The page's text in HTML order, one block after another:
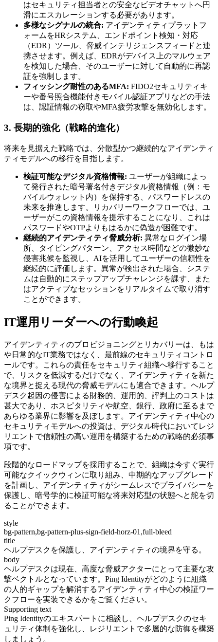
はセキュリティ担当者との安全なビデオチャットへ円
滑にエスカレーションする必要があります。
多様なシグナルの統合: アイデンティティプラットフ
ォームをHRシステム、エンドポイント検知・対応
（EDR）ツール、脅威インテリジェンスフィードと連
携させます。例えば、EDRがデバイス上のマルウェア
を検知した場合、そのユーザーに対して自動的に再認
証を強制します。
フィッシング耐性のあるMFA: FIDO2セキュリティキ
ーや番号照合機能付きモバイル認証アプリなどの手法
は、認証情報の窃取やMFA疲労攻撃を無効化します。
3. 長期的強化（戦略的進化）
将来を見据えた戦略では、分散型かつ継続的なアイデンティ
ティモデルへの移行を目指します。
検証可能なデジタル資格情報: ユーザーが組織によっ
て発行された暗号署名付きデジタル資格情報（例：モ
バイルウォレット内）を保持する、パスワードレスの
未来を推進します。リカバリーワークフローでは、ユ
ーザーがこの資格情報を提示することになり、これは
パスワードやOTPよりもはるかに偽造が困難です。
継続的アイデンティティ脅威分析: 異常なログイン場
所、タイピングパターン、アクセス時間などの微妙な
侵害兆候を監視し、AIを活用してユーザーの信頼性を
継続的に評価します。異常が検出された場合、システ
ムは自動的にステップアップチャレンジを課す、また
はアクティブなセッションをリアルタイムで取り消す
ことができます。
IT運用リーダーへの行動喚起
アイデンティティのプロビジョニングとリカバリーは、もは
や日常的なIT業務ではなく、最前線のセキュリティコントロ
ールです。これらの責任をセキュリティ組織へ移行すること
で、リスクを低減するだけでなく、アイデンティティを新た
な境界と捉える現代の脅威モデルにも適合できます。ヘルプ
デスク起因の侵害による財務的、運用的、評判上のコストは
甚大であり、ホスピタリティや航空、銀行、政府に至るまで
あらゆる業界に影響を及ぼします。アイデンティティ中心の
セキュリティモデルへの投資は、デジタル時代においてレジ
リエントで信頼性の高い運用を構築するための戦略的必須事
項です。
段階的なロードマップを採用することで、組織は今すぐ実行
可能なクイックウィンに取り組み、中期的なアップグレード
を計画し、アイデンティティがシームレスでプライバシーを
保護し、暗号学的に検証可能な将来対応型の状態へと舵を切
ることができます。
style
bg-pattern,bg-pattern-plus-sign-field-horz-01,full-bleed
title
ヘルプデスクを保護し、アイデンティティの境界を守る。
body
ヘルプデスクは現在、高度な脅威アクターにとって主要な攻
撃ベクトルとなっています。Ping Identityがどのように組織
の人的ギャップを解消するアイデンティティ中心の検証ワー
クフローを実装できるかをご覧ください。
Supporting text
Ping Identityのエキスパートに相談し、ヘルプデスクのセキ
ュリティ体制を強化し、レジリエントで多層的な防御を構築
しましょう。